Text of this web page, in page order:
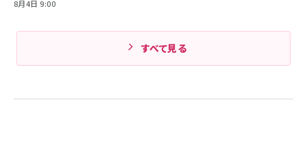
8月4日 9:00
すべて見る